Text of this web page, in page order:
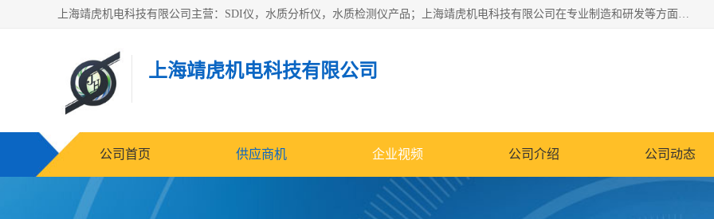
上海靖虎机电科技有限公司主营：SDI仪，水质分析仪，水质检测仪产品；上海靖虎机电科技有限公司在专业制造和研发等方面的强大的平台优势，利用自身在自动化仪表、自控系统及环保监测仪器的专长，以优良的技术，优越的产品质量和良好的服务质量与广大客户真诚合作。
上海靖虎机电科技有限公司
公司首页 供应商机 企业视频 公司介绍 公司动态